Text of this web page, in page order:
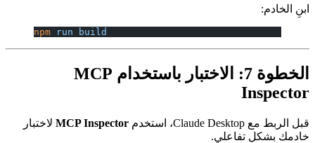
ابنِ الخادم:
npm run build
الخطوة 7: الاختبار باستخدام MCP
Inspector
قبل الربط مع Claude Desktop، استخدم MCP Inspectorلاختبار
خادمك بشكل تفاعلي.